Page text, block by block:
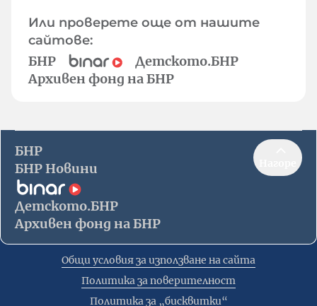
Или проверете още от нашите
сайтове:
БНР
Детското.БНР
Архивен фонд на БНР
БНР
БНР Новини
Детското.БНР
Архивен фонд на БНР
Общи условия за използване на сайта
Политика за поверителност
Политика за „бисквитки“